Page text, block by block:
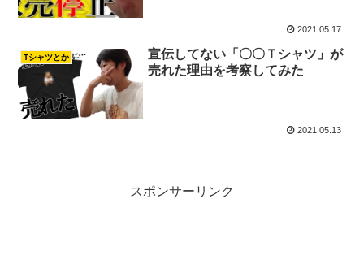
2021.05.17
Tシャツとか
宣伝してない「〇〇Ｔシャツ」が
売れた理由を考察してみた
2021.05.13
スポンサーリンク